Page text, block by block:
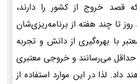
قصد خروج از کشور را دارند،
روز تا چند هفته از برنامه‌ریزی‌شان
با بهره‌گیری از دانش و تجربه
حداقل می‌رسانند و خروجی معتبری
داد. لذا در این موارد استفاده از